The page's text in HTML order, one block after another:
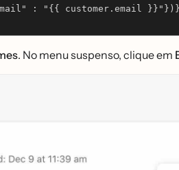
: "{{ customer.email
. No menu suspenso, clique em